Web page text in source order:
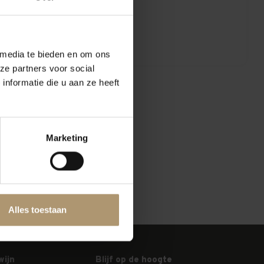
te bieden en om ons
partners voor social
die u aan ze heeft
Marketing
Alles toestaan
Blijf op de hoogte